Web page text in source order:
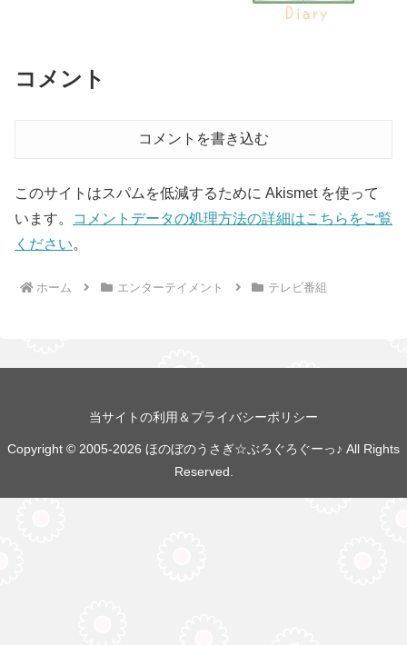
コメント
コメントを書き込む
このサイトはスパムを低減するために Akismet を使って
います。
コメントデータの処理方法の詳細はこちらをご覧
ください。
ホーム エンターテイメント テレビ番組
当サイトの利用＆プライバシーポリシー
Copyright © 2005-2026 ほのぼのうさぎ☆ぶろぐろぐーっ♪ All Rights
Reserved.